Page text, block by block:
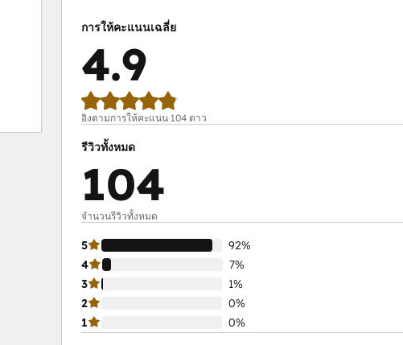
การให้คะแนนเฉลี่ย
4.9
อิงตามการให้คะแนน 104 ดาว
รีวิวทั้งหมด
104
จำนวนรีวิวทั้งหมด
5
92%
4
7%
3
1%
2
0%
1
0%